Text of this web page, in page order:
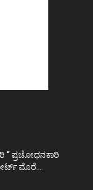
“ ಪ್ರಚೋಧನಕಾರಿ
ಮೊರೆ...